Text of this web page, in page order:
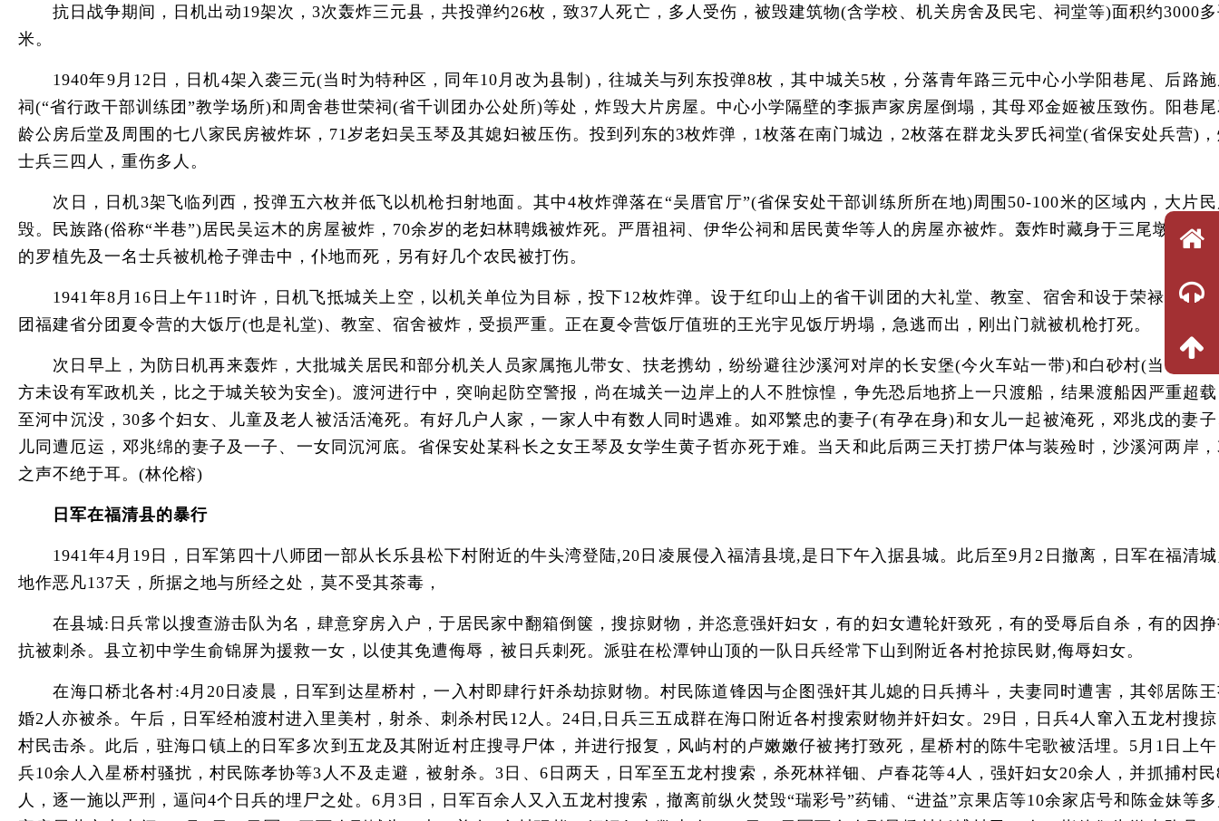
抗日战争期间，日机出动19架次，3次轰炸三元县，共投弹约26枚，致37人死亡，多人受伤，被毁建筑物(含学校、机关房舍及民宅、祠堂等)面积约3000
米。
1940年9月12日，日机4架入袭三元(当时为特种区，同年10月改为县制)，往城关与列东投弹8枚，其中城关5枚，分落青年路三元中心小学阳巷尾、后路
祠(“省行政干部训练团”教学场所)和周舍巷世荣祠(省千训团办公处所)等处，炸毁大片房屋。中心小学隔壁的李振声家房屋倒塌，其母邓金姬被压致伤。阳巷
龄公房后堂及周围的七八家民房被炸坏，71岁老妇吴玉琴及其媳妇被压伤。投到列东的3枚炸弹，1枚落在南门城边，2枚落在群龙头罗氏祠堂(省保安处兵营)
士兵三四人，重伤多人。
次日，日机3架飞临列西，投弹五六枚并低飞以机枪扫射地面。其中4枚炸弹落在“吴厝官厅”(省保安处干部训练所所在地)周围50-100米的区域内，大片
毁。民族路(俗称“半巷”)居民吴运木的房屋被炸，70余岁的老妇林聘娥被炸死。严厝祖祠、伊华公祠和居民黄华等人的房屋亦被炸。轰炸时藏身于三尾墩(城边
的罗植先及一名士兵被机枪子弹击中，仆地而死，另有好几个农民被打伤。
1941年8月16日上午11时许，日机飞抵城关上空，以机关单位为目标，投下12枚炸弹。设于红印山上的省干训团的大礼堂、教室、宿舍和设于荣禄门外
团福建省分团夏令营的大饭厅(也是礼堂)、教室、宿舍被炸，受损严重。正在夏令营饭厅值班的王光宇见饭厅坍塌，急逃而出，刚出门就被机枪打死。
次日早上，为防日机再来轰炸，大批城关居民和部分机关人员家属拖儿带女、扶老携幼，纷纷避往沙溪河对岸的长安堡(今火车站一带)和白砂村(当时这
方未设有军政机关，比之于城关较为安全)。渡河进行中，突响起防空警报，尚在城关一边岸上的人不胜惊惶，争先恐后地挤上一只渡船，结果渡船因严重超
至河中沉没，30多个妇女、儿童及老人被活活淹死。有好几户人家，一家人中有数人同时遇难。如邓繁忠的妻子(有孕在身)和女儿一起被淹死，邓兆戊的妻
儿同遭厄运，邓兆绵的妻子及一子、一女同沉河底。省保安处某科长之女王琴及女学生黄子哲亦死于难。当天和此后两三天打捞尸体与装殓时，沙溪河两岸
之声不绝于耳。(林伦榕)
日军在福清县的暴行
1941年4月19日，日军第四十八师团一部从长乐县松下村附近的牛头湾登陆,20日凌展侵入福清县境,是日下午入据县城。此后至9月2日撤离，日军在福清
地作恶凡137天，所据之地与所经之处，莫不受其茶毒，
在县城:日兵常以搜查游击队为名，肆意穿房入户，于居民家中翻箱倒箧，搜掠财物，并恣意强奸妇女，有的妇女遭轮奸致死，有的受辱后自杀，有的因
抗被刺杀。县立初中学生俞锦屏为援救一女，以使其免遭侮辱，被日兵刺死。派驻在松潭钟山顶的一队日兵经常下山到附近各村抢掠民财,侮辱妇女。
在海口桥北各村:4月20日凌晨，日军到达星桥村，一入村即肆行奸杀劫掠财物。村民陈道锋因与企图强奸其儿媳的日兵搏斗，夫妻同时遭害，其邻居陈
婚2人亦被杀。午后，日军经柏渡村进入里美村，射杀、刺杀村民12人。24日,日兵三五成群在海口附近各村搜索财物并奸妇女。29日，日兵4人窜入五龙村搜
村民击杀。此后，驻海口镇上的日军多次到五龙及其附近村庄搜寻尸体，并进行报复，风屿村的卢嫩嫩仔被拷打致死，星桥村的陈牛宅歌被活埋。5月1日上
兵10余人入星桥村骚扰，村民陈孝协等3人不及走避，被射杀。3日、6日两天，日军至五龙村搜索，杀死林祥钿、卢春花等4人，强奸妇女20余人，并抓捕村民
人，逐一施以严刑，逼问4个日兵的埋尸之处。6月3日，日军百余人又入五龙村搜索，撤离前纵火焚毁“瑞彩号”药铺、“进益”京果店等10余家店号和陈金妹等